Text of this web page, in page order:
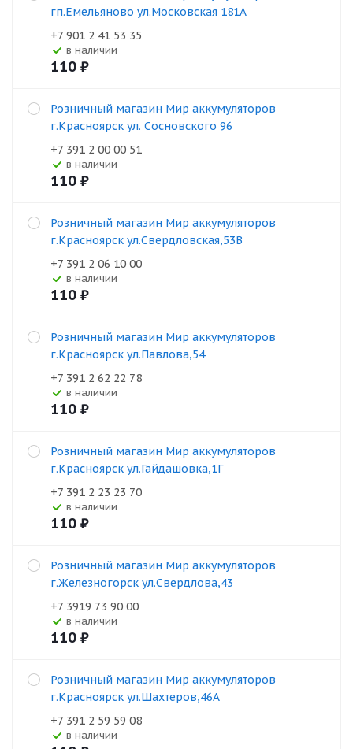
гп.Емельяново ул.Московская 181А
+7 901 2 41 53 35
В наличии
110 ₽
Розничный магазин Мир аккумуляторов
г.Красноярск ул. Сосновского 96
+7 391 2 00 00 51
В наличии
110 ₽
Розничный магазин Мир аккумуляторов
г.Красноярск ул.Свердловская,53В
+7 391 2 06 10 00
В наличии
110 ₽
Розничный магазин Мир аккумуляторов
г.Красноярск ул.Павлова,54
+7 391 2 62 22 78
В наличии
110 ₽
Розничный магазин Мир аккумуляторов
г.Красноярск ул.Гайдашовка,1Г
+7 391 2 23 23 70
В наличии
110 ₽
Розничный магазин Мир аккумуляторов
г.Железногорск ул.Свердлова,43
+7 3919 73 90 00
В наличии
110 ₽
Розничный магазин Мир аккумуляторов
г.Красноярск ул.Шахтеров,46А
+7 391 2 59 59 08
В наличии